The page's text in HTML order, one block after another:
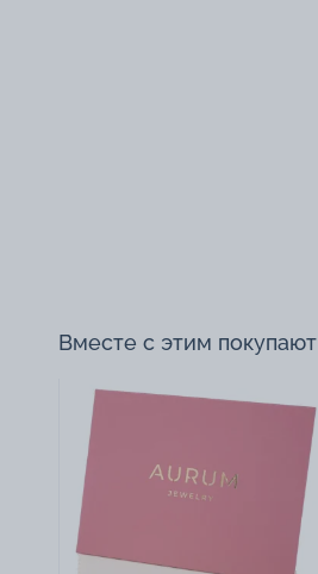
Вместе с этим покупают